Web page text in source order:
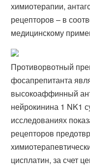
химиотерапии,
рецепторов – в
медицинскому
Противорвотный
фосапрепитанта
высокоаффинный
нейрокинина 1 NK1
исследованиях
рецепторов
цисплатин, за счет